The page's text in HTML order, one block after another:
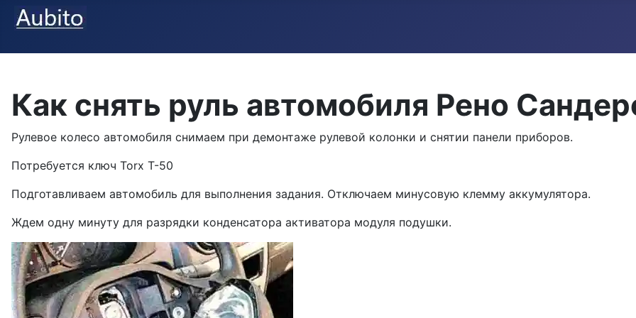
Как снять руль автомобиля Рено
Рулевое колесо автомобиля снимаем при демонтаже рулевой колонки и снятии панели приборов.
Потребуется ключ Torx T-50
Подготавливаем автомобиль для выполнения задания. Отключаем минусовую клемму аккумулятора.
Ждем одну минуту для разрядки конденсатора активатора модуля подушки.